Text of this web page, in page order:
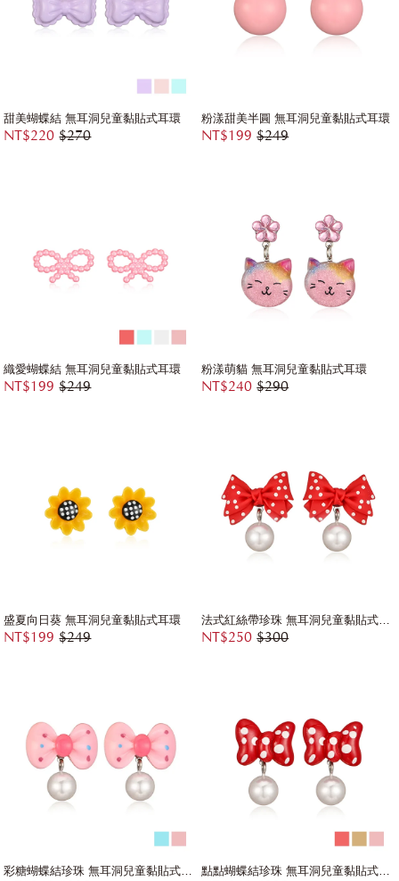
甜美蝴蝶結 無耳洞兒童黏貼式耳環
NT$220 $270
粉漾甜美半圓 無耳洞兒童黏貼式耳環
NT$199 $249
織愛蝴蝶結 無耳洞兒童黏貼式耳環
NT$199 $249
粉漾萌貓 無耳洞兒童黏貼式耳環
NT$240 $290
盛夏向日葵 無耳洞兒童黏貼式耳環
NT$199 $249
法式紅絲帶珍珠 無耳洞兒童黏貼式耳環
NT$250 $300
彩糖蝴蝶結珍珠 無耳洞兒童黏貼式耳環 點點蝴蝶結珍珠 無耳洞兒童黏貼式耳環